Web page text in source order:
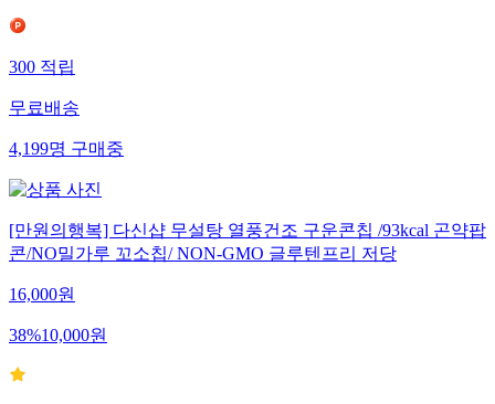
300 적립
무료배송
4,199명 구매중
[만원의행복] 다신샵 무설탕 열풍건조 구운콘칩 /93kcal 곤약팝
콘/NO밀가루 꼬소칩/ NON-GMO 글루텐프리 저당
16,000원
38%10,000원